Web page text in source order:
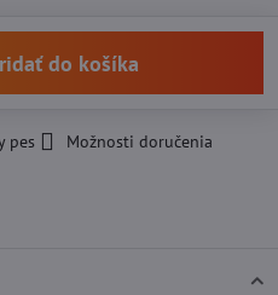
Pridať do košíka
pes
Možnosti doručenia